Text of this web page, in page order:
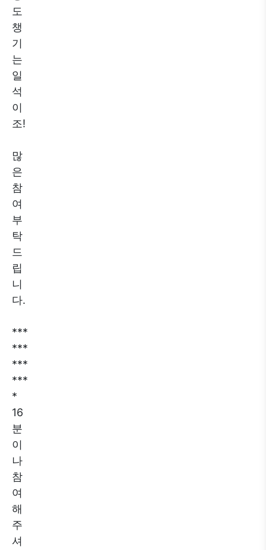
도
챙
기
는
일
석
이
조!
많
은
참
여
부
탁
드
립
니
다.
***
***
***
***
*
16
분
이
나
참
여
해
주
셔